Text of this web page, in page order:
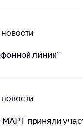
линии"
МАРТ приняли